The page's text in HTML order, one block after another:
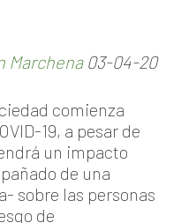
Marchena03-04-20
comienza
19, a pesar de
un impacto
de una
sobre las personas
de